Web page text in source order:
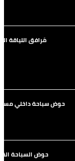
مَرافق اللياقة
حوض سباحة داخلي
حوض السباحة